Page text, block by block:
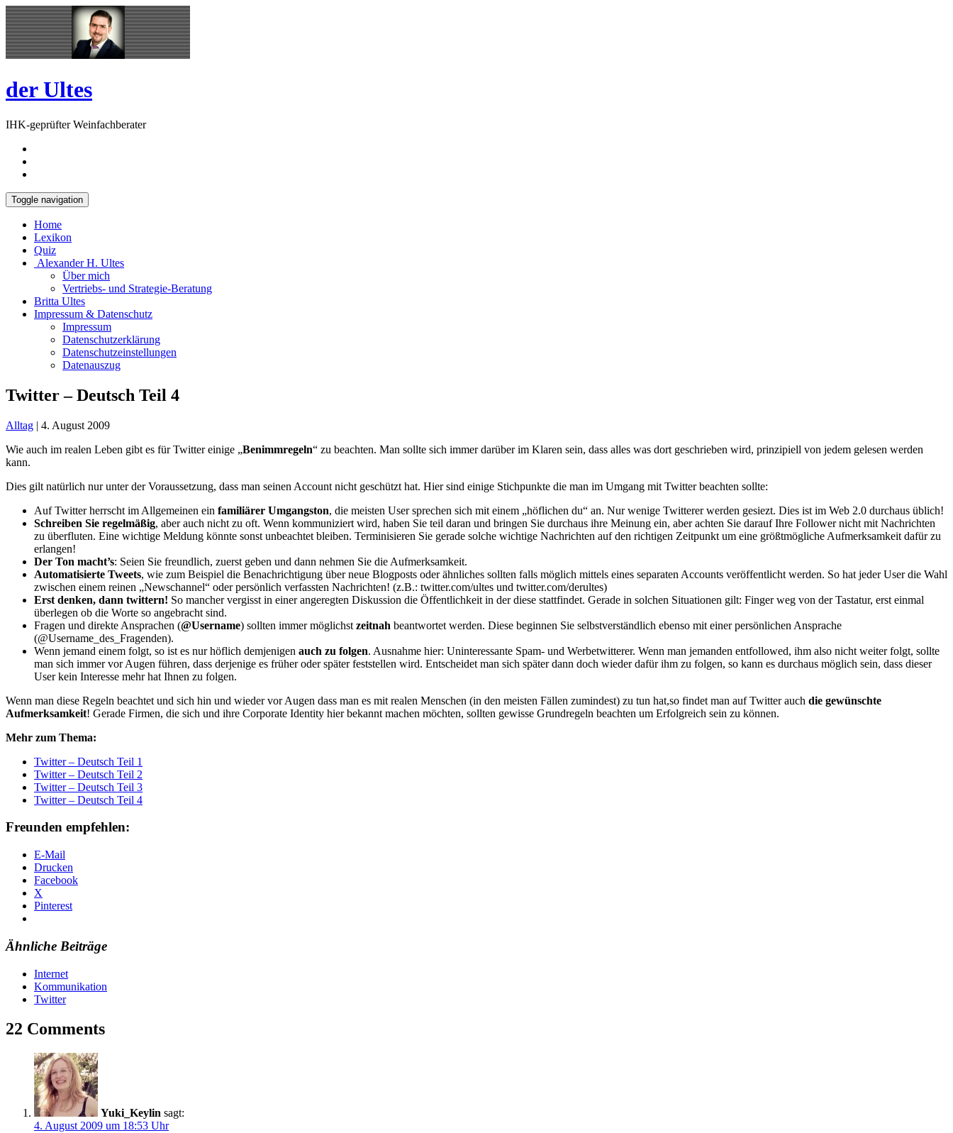
Skip
to
content
Open
Sidebar
der Ultes
IHK-geprüfter Weinfachberater
Toggle navigation
Home
Lexikon
Quiz
Alexander H. Ultes
Über mich
Vertriebs- und Strategie-Beratung
Britta Ultes
Impressum & Datenschutz
Impressum
Datenschutzerklärung
Datenschutzeinstellungen
Datenauszug
Twitter – Deutsch Teil 4
Alltag | 4. August 2009
Wie auch im realen Leben gibt es für Twitter einige „Benimmregeln“ zu beachten. Man sollte sich immer darüber im Klaren sein, dass alles was dort geschrieben wird, prinzipiell von jedem gelesen werden
kann.
Dies gilt natürlich nur unter der Voraussetzung, dass man seinen Account nicht geschützt hat. Hier sind einige Stichpunkte die man im Umgang mit Twitter beachten sollte:
Auf Twitter herrscht im Allgemeinen ein familiärer Umgangston, die meisten User sprechen sich mit einem „höflichen du“ an. Nur wenige Twitterer werden gesiezt. Dies ist im Web 2.0 durchaus üblich!
Schreiben Sie regelmäßig, aber auch nicht zu oft. Wenn kommuniziert wird, haben Sie teil daran und bringen Sie durchaus ihre Meinung ein, aber achten Sie darauf Ihre Follower nicht mit Nachrichten
zu überfluten. Eine wichtige Meldung könnte sonst unbeachtet bleiben. Terminisieren Sie gerade solche wichtige Nachrichten auf den richtigen Zeitpunkt um eine größtmögliche Aufmerksamkeit dafür zu
erlangen!
Der Ton macht’s: Seien Sie freundlich, zuerst geben und dann nehmen Sie die Aufmerksamkeit.
Automatisierte Tweets, wie zum Beispiel die Benachrichtigung über neue Blogposts oder ähnliches sollten falls möglich mittels eines separaten Accounts veröffentlicht werden. So hat jeder User die Wahl
zwischen einem reinen „Newschannel“ oder persönlich verfassten Nachrichten! (z.B.: twitter.com/ultes und twitter.com/derultes)
Erst denken, dann twittern! So mancher vergisst in einer angeregten Diskussion die Öffentlichkeit in der diese stattfindet. Gerade in solchen Situationen gilt: Finger weg von der Tastatur, erst einmal
überlegen ob die Worte so angebracht sind.
Fragen und direkte Ansprachen (@Username) sollten immer möglichst zeitnah beantwortet werden. Diese beginnen Sie selbstverständlich ebenso mit einer persönlichen Ansprache
(@Username_des_Fragenden).
Wenn jemand einem folgt, so ist es nur höflich demjenigen auch zu folgen. Ausnahme hier: Uninteressante Spam- und Werbetwitterer. Wenn man jemanden entfollowed, ihm also nicht weiter folgt, sollte
man sich immer vor Augen führen, dass derjenige es früher oder später feststellen wird. Entscheidet man sich später dann doch wieder dafür ihm zu folgen, so kann es durchaus möglich sein, dass dieser
User kein Interesse mehr hat Ihnen zu folgen.
Wenn man diese Regeln beachtet und sich hin und wieder vor Augen dass man es mit realen Menschen (in den meisten Fällen zumindest) zu tun hat,so findet man auf Twitter auch die gewünschte
Aufmerksamkeit! Gerade Firmen, die sich und ihre Corporate Identity hier bekannt machen möchten, sollten gewisse Grundregeln beachten um Erfolgreich sein zu können.
Mehr zum Thema:
Twitter – Deutsch Teil 1
Twitter – Deutsch Teil 2
Twitter – Deutsch Teil 3
Twitter – Deutsch Teil 4
Freunden empfehlen:
E-Mail
Drucken
Facebook
X
Pinterest
Ähnliche Beiträge
Internet
Kommunikation
Twitter
22 Comments
Yuki_Keylin sagt:
4. August 2009 um 18:53 Uhr